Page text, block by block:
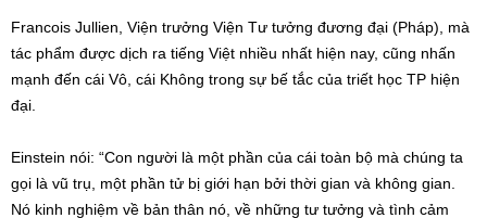
Francois Jullien, Viện trưởng Viện Tư tưởng đương đại (Pháp), mà
tác phẩm được dịch ra tiếng Việt nhiều nhất hiện nay, cũng nhấn
mạnh đến cái Vô, cái Không trong sự bế tắc của triết học TP hiện
đại.
Einstein nói: “Con người là một phần của cái toàn bộ mà chúng ta
gọi là vũ trụ, một phần tử bị giới hạn bởi thời gian và không gian.
Nó kinh nghiệm về bản thân nó, về những tư tưởng và tình cảm